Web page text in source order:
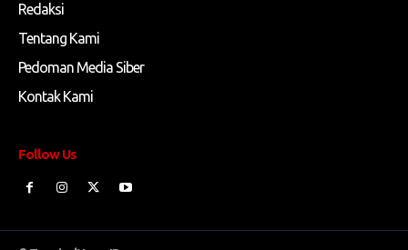
Redaksi
Tentang Kami
Pedoman Media Siber
Kontak Kami
Follow Us